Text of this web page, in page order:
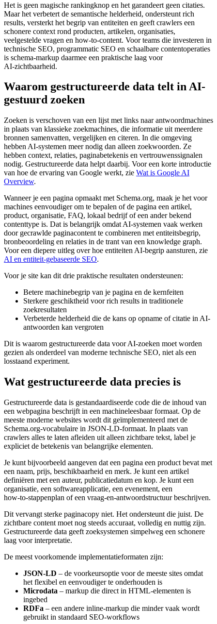
Het is geen magische rankingknop en het garandeert geen citaties.
Maar het verbetert de semantische helderheid, ondersteunt rich
results, versterkt het begrip van entiteiten en geeft crawlers een
schonere context rond producten, artikelen, organisaties,
veelgestelde vragen en how-to-content. Voor teams die investeren in
technische SEO, programmatic SEO en schaalbare contentoperaties
is schema-markup daarmee een praktische laag voor
AI‑zichtbaarheid.
Waarom gestructureerde data telt in AI-
gestuurd zoeken
Zoeken is verschoven van een lijst met links naar antwoordmachines
in plaats van klassieke zoekmachines, die informatie uit meerdere
bronnen samenvatten, vergelijken en citeren. In die omgeving
hebben AI-systemen meer nodig dan alleen zoekwoorden. Ze
hebben context, relaties, paginabetekenis en vertrouwenssignalen
nodig. Gestructureerde data helpt daarbij. Voor een korte introductie
van hoe de ervaring van Google werkt, zie Wat is Google AI
Overview.
Wanneer je een pagina opmaakt met Schema.org, maak je het voor
machines eenvoudiger om te bepalen of de pagina een artikel,
product, organisatie, FAQ, lokaal bedrijf of een ander bekend
contenttype is. Dat is belangrijk omdat AI‑systemen vaak werken
door gecrawlde paginacontent te combineren met entiteitsbegrip,
bronbeoordeling en relaties in de trant van een knowledge graph.
Voor een diepere uitleg over hoe entiteiten AI‑begrip aansturen, zie
AI en entiteit-gebaseerde SEO.
Voor je site kan dit drie praktische resultaten ondersteunen:
Betere machinebegrip van je pagina en de kernfeiten
Sterkere geschiktheid voor rich results in traditionele
zoekresultaten
Verbeterde helderheid die de kans op opname of citatie in AI-
antwoorden kan vergroten
Dit is waarom gestructureerde data voor AI‑zoeken moet worden
gezien als onderdeel van moderne technische SEO, niet als een
losstaand experiment.
Wat gestructureerde data precies is
Gestructureerde data is gestandaardiseerde code die de inhoud van
een webpagina beschrijft in een machineleesbaar formaat. Op de
meeste moderne websites wordt dit geïmplementeerd met de
Schema.org‑vocabulaire in JSON‑LD‑formaat. In plaats van
crawlers alles te laten afleiden uit alleen zichtbare tekst, label je
expliciet de betekenis van belangrijke elementen.
Je kunt bijvoorbeeld aangeven dat een pagina een product bevat met
een naam, prijs, beschikbaarheid en merk. Je kunt een artikel
definiëren met een auteur, publicatiedatum en kop. Je kunt een
organisatie, een softwareapplicatie, een evenement, een
how‑to‑stappenplan of een vraag‑en‑antwoordstructuur beschrijven.
Dit vervangt sterke paginacopy niet. Het ondersteunt die juist. De
zichtbare content moet nog steeds accuraat, volledig en nuttig zijn.
Gestructureerde data geeft zoeksystemen simpelweg een schonere
laag voor interpretatie.
De meest voorkomende implementatieformaten zijn:
JSON-LD – de voorkeursoptie voor de meeste sites omdat
het flexibel en eenvoudiger te onderhouden is
Microdata – markup die direct in HTML‑elementen is
ingebed
RDFa – een andere inline‑markup die minder vaak wordt
gebruikt in standaard SEO‑workflows